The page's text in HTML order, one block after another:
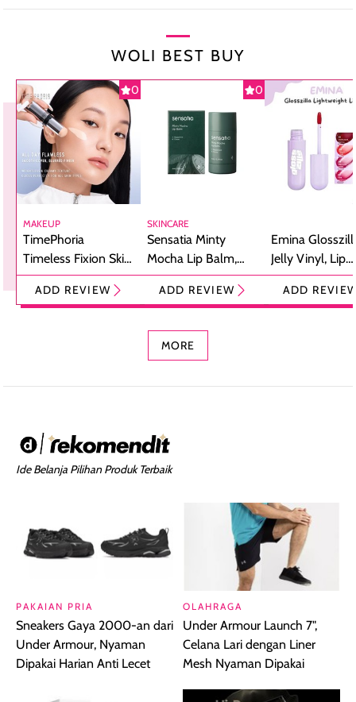
WOLI BEST BUY
0
MAKEUP
TimePhoria
Timeless Fixion Skin
Tint Stick,
Foundation dan
ADD REVIEW
0
SKINCARE
Sensatia Minty
Mocha Lip Balm,
Pelembap Bibir
dengan Aroma
ADD REVIEW
Emina
Jelly Vinyl, Lip
Cream Glossy
Ringan
ADD
MORE
Ide Belanja Pilihan Produk Terbaik
PAKAIAN PRIA
Sneakers Gaya 2000-an dari
Under Armour, Nyaman
Dipakai Harian Anti Lecet
OLAHRAGA
Under Armour Launch 7",
Celana Lari dengan Liner
Mesh Nyaman Dipakai